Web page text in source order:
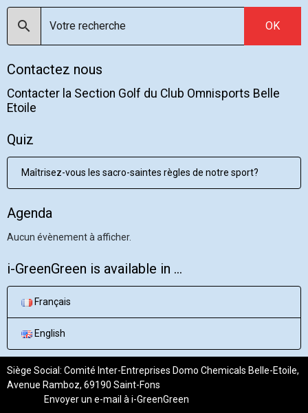
OK
Contactez nous
Contacter la Section Golf du Club Omnisports Belle
Etoile
Quiz
Maîtrisez-vous les sacro-saintes règles de notre sport?
Agenda
Aucun évènement à afficher.
i-GreenGreen is available in ...
Français
English
Siège Social: Comité Inter-Entreprises Domo Chemicals Belle-Etoile,
Avenue Ramboz, 69190 Saint-Fons
Envoyer un e-mail à i-GreenGreen